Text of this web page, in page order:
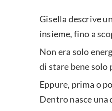
Gisella descrive
insieme, fino a
Non era solo
di stare bene solo
Eppure, prima o
Dentro nasce